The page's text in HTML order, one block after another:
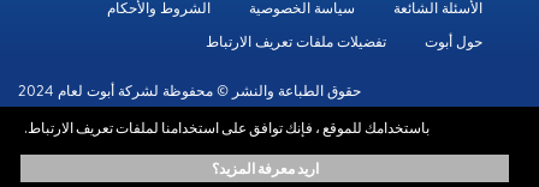
الأسئلة الشائعة
سياسة الخصوصية
الشروط والأحكام
حول أبوت
تفضيلات ملفات تعريف الارتباط
حقوق الطباعة والنشر © محفوظة لشركة أبوت لعام 2024
المعلومات الموجودة في هذا الموقع متاحة لأهداف تعليمية فقط.، ولا تحل محل
باستخدامك للموقع ، فإنك توافق على استخدامنا لملفات تعريف الارتباط.
اريد معرفة المزيد؟